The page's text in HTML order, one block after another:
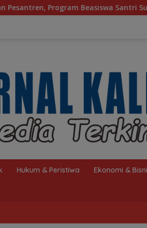
Santri Sudah Jangkau 2.751
Hukum & Peristiwa Ekonomi &